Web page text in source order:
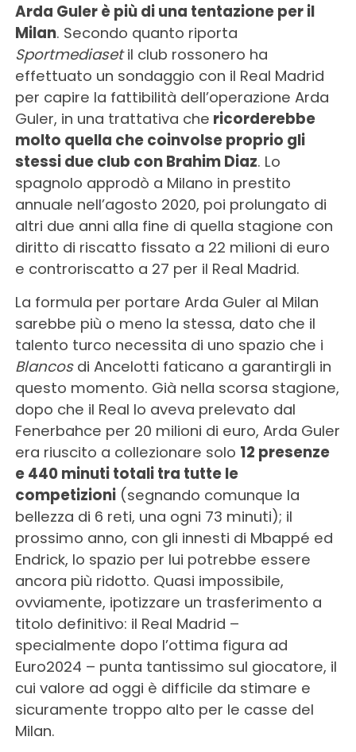
Arda Guler è più di una tentazione per il
Milan. Secondo quanto riporta
Sportmediasetil club rossonero ha
effettuato un sondaggio con il Real Madrid
per capire la fattibilità dell’operazione Arda
Guler, in una trattativa che ricorderebbe
molto quella che coinvolse proprio gli
stessi due club con Brahim Diaz. Lo
spagnolo approdò a Milano in prestito
annuale nell’agosto 2020, poi prolungato di
altri due anni alla fine di quella stagione con
diritto di riscatto fissato a 22 milioni di euro
e controriscatto a 27 per il Real Madrid.
La formula per portare Arda Guler al Milan
sarebbe più o meno la stessa, dato che il
talento turco necessita di uno spazio che i
Blancosdi Ancelotti faticano a garantirgli in
questo momento. Già nella scorsa stagione,
dopo che il Real lo aveva prelevato dal
Fenerbahce per 20 milioni di euro, Arda Guler
era riuscito a collezionare solo 12 presenze
e 440 minuti totali tra tutte le
competizioni(segnando comunque la
bellezza di 6 reti, una ogni 73 minuti); il
prossimo anno, con gli innesti di Mbappé ed
Endrick, lo spazio per lui potrebbe essere
ancora più ridotto. Quasi impossibile,
ovviamente, ipotizzare un trasferimento a
titolo definitivo: il Real Madrid –
specialmente dopo l’ottima figura ad
Euro2024 – punta tantissimo sul giocatore, il
cui valore ad oggi è difficile da stimare e
sicuramente troppo alto per le casse del
Milan.